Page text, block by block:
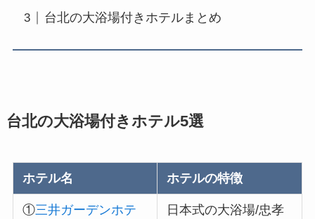
台北の大浴場付きホテルまとめ
台北の大浴場付きホテル5選
ホテル名 ホテルの特徴
①三井ガーデンホテ
日本式の大浴場/忠孝